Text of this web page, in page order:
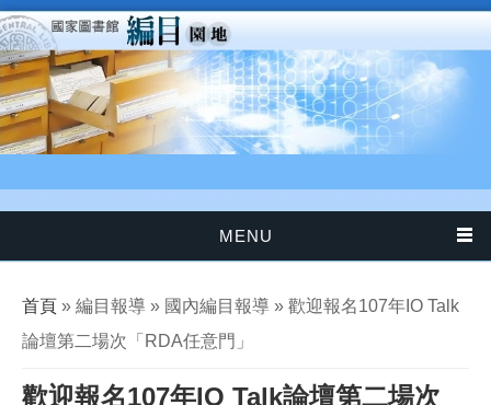
移至主內容
MENU
您在這裡
首頁 » 編目報導 » 國內編目報導 » 歡迎報名107年IO Talk
論壇第二場次「RDA任意門」
歡迎報名107年IO Talk論壇第二場次